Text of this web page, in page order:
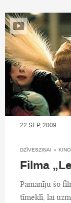
22.SEP, 2009
DZĪVESZIŅAI » KINO
Filma
Pamanīju šo
tīmeklī, lai